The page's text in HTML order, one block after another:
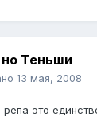
Теньши
13 мая, 2008
это